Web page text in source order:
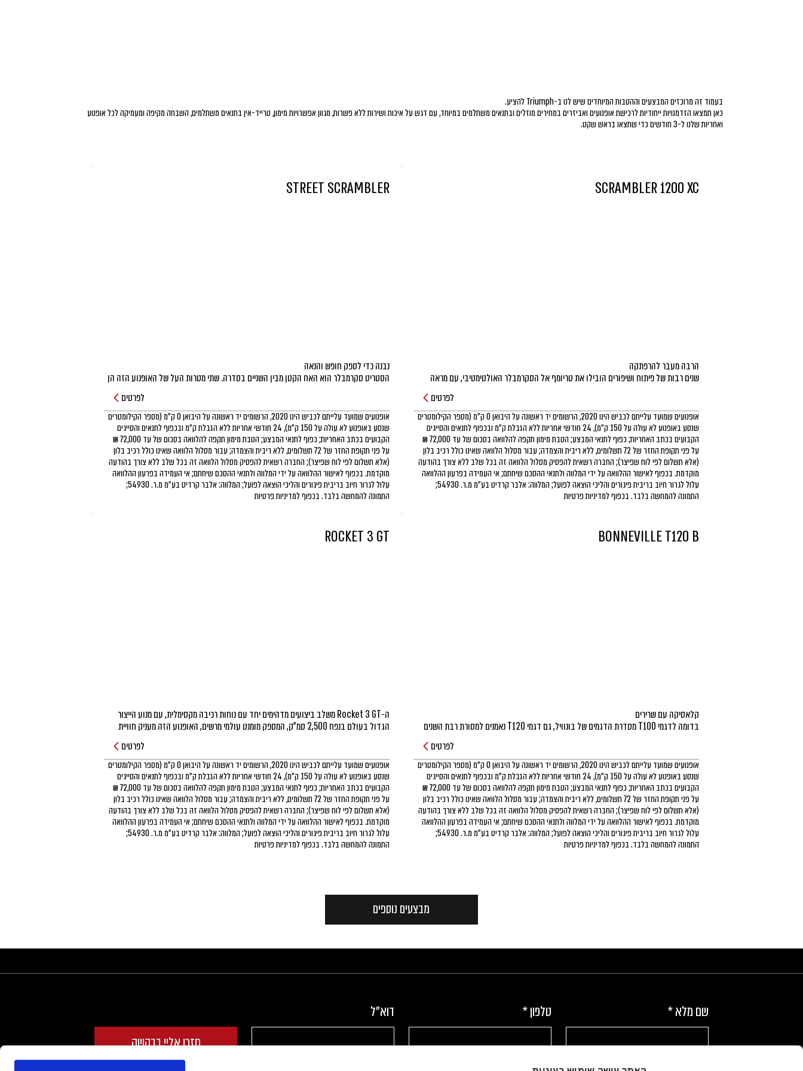
בעמוד זה מרוכזים המבצעים וההטבות המיוחדים שיש לנו ב-Triumph להציע.
כאן תמצאו הזדמנויות ייחודיות לרכישת אופנועים ואביזרים במחירים מוזלים ובתנאים משתלמים במיוחד, עם דגש על איכות ושירות ללא פשרות, מגוון אפשרויות מימון, טרייד-אין בתנאים משתלמים, השבחה מקיפה ומעמיקה לכל אופנוע
ואחריות שלנו ל-3 חודשים כדי שתצאו בראש שקט.
SCRAMBLER 1200 XC
עוצמתי ומתקדם ולמכלולי קצה מודרניים והאיכותיים, הסקרמבלר יתן לכם חוויה שמזקקת
עשורים שלמים של ריגוש ואדרנלין לרגע אחד טהור ומושלם.
משופרת לביצועים טובים יותר בפניות , מגוון צביעות ייחודיות ואבזור משלים.
- דגם steve mcqueen
מהדורה מוגבלת ל-1,000 יחידות בלבד, מעוטרת בנגיעות מכחול ייחודיות, אבזור ייחודי
ותעודת מקוריות. מיוצרת כהוקרה לשחקן סטיב מקווין מהסרט ״הבריחה הגדולה״.
לפרטים
אופנועים שמועד עלייתם לכביש הינו 2020, הרשומים יד ראשונה על היבואן 0 ק״מ (מספר הקילומטרים
שנסע באופנוע לא עולה על 150 ק״מ), 24 חודשי אחריות ללא הגבלת ק״מ ובכפוף לתנאים והסייגים
הקבועים בכתב האחריות; כפוף לתנאי המבצע; הטבת מימון תקפה להלוואה בסכום של עד 72,000 ₪
על פני תקופת החזר של 72 תשלומים, ללא ריבית והצמדה; עבור מסלול הלוואה שאינו כולל רכיב בלון
(אלא תשלום לפי לוח שפיצר); החברה רשאית להפסיק מסלול הלוואה זה בכל שלב ללא צורך בהודעה
מוקדמת. בכפוף לאישור ההלוואה על ידי המלווה ולתנאי ההסכם שיחתם; אי העמידה בפרעון ההלוואה
עלול לגרור חיוב בריבית פיגורים והליכי הוצאה לפועל; המלווה: אלבר קרדיט בע״מ מ.ר. 54930;
התמונה להמחשה בלבד. בכפוף למדיניות פרטיות
STREET SCRAMBLER
סקרמבלר אייקוני ונגיעות אורבניות. כשתרכבו עליו מובטחת לכם הנאה בלי הפסקה וכשלא
טריומף לאורך השנים. ממהדורה זו יוצרו 775 אופנועים בלבד בכל העולם. על כל אופנוע
מוטבע מספר ייחודי ותעודת מקוריות.
לפרטים
אופנועים שמועד עלייתם לכביש הינו 2020, הרשומים יד ראשונה על היבואן 0 ק״מ (מספר הקילומטרים
שנסע באופנוע לא עולה על 150 ק״מ), 24 חודשי אחריות ללא הגבלת ק״מ ובכפוף לתנאים והסייגים
הקבועים בכתב האחריות; כפוף לתנאי המבצע; הטבת מימון תקפה להלוואה בסכום של עד 72,000 ₪
על פני תקופת החזר של 72 תשלומים, ללא ריבית והצמדה; עבור מסלול הלוואה שאינו כולל רכיב בלון
(אלא תשלום לפי לוח שפיצר); החברה רשאית להפסיק מסלול הלוואה זה בכל שלב ללא צורך בהודעה
מוקדמת. בכפוף לאישור ההלוואה על ידי המלווה ולתנאי ההסכם שיחתם; אי העמידה בפרעון ההלוואה
עלול לגרור חיוב בריבית פיגורים והליכי הוצאה לפועל; המלווה: אלבר קרדיט בע״מ מ.ר. 54930;
התמונה להמחשה בלבד. בכפוף למדיניות פרטיות
BONNEVILLE T120 B
חיוך גדול על הפרצוף.
קדמית ואחורית שחורה, מנוע ושלדה מושחרים וסעפת פליטה מושחרת.
לפרטים
אופנועים שמועד עלייתם לכביש הינו 2020, הרשומים יד ראשונה על היבואן 0 ק״מ (מספר הקילומטרים
שנסע באופנוע לא עולה על 150 ק״מ), 24 חודשי אחריות ללא הגבלת ק״מ ובכפוף לתנאים והסייגים
הקבועים בכתב האחריות; כפוף לתנאי המבצע; הטבת מימון תקפה להלוואה בסכום של עד 72,000 ₪
על פני תקופת החזר של 72 תשלומים, ללא ריבית והצמדה; עבור מסלול הלוואה שאינו כולל רכיב בלון
(אלא תשלום לפי לוח שפיצר); החברה רשאית להפסיק מסלול הלוואה זה בכל שלב ללא צורך בהודעה
מוקדמת. בכפוף לאישור ההלוואה על ידי המלווה ולתנאי ההסכם שיחתם; אי העמידה בפרעון ההלוואה
עלול לגרור חיוב בריבית פיגורים והליכי הוצאה לפועל; המלווה: אלבר קרדיט בע״מ מ.ר. 54930;
התמונה להמחשה בלבד. בכפוף למדיניות פרטיות
ROCKET 3 GT
הגדול בעולם בנפח 2,500 סמ"ק, המספק מומנט עולמי מרשים, האופנוע הזה מעניק חוויית
לפרטים
אופנועים שמועד עלייתם לכביש הינו 2020, הרשומים יד ראשונה על היבואן 0 ק״מ (מספר הקילומטרים
שנסע באופנוע לא עולה על 150 ק״מ), 24 חודשי אחריות ללא הגבלת ק״מ ובכפוף לתנאים והסייגים
הקבועים בכתב האחריות; כפוף לתנאי המבצע; הטבת מימון תקפה להלוואה בסכום של עד 72,000 ₪
על פני תקופת החזר של 72 תשלומים, ללא ריבית והצמדה; עבור מסלול הלוואה שאינו כולל רכיב בלון
(אלא תשלום לפי לוח שפיצר); החברה רשאית להפסיק מסלול הלוואה זה בכל שלב ללא צורך בהודעה
מוקדמת. בכפוף לאישור ההלוואה על ידי המלווה ולתנאי ההסכם שיחתם; אי העמידה בפרעון ההלוואה
עלול לגרור חיוב בריבית פיגורים והליכי הוצאה לפועל; המלווה: אלבר קרדיט בע״מ מ.ר. 54930;
התמונה להמחשה בלבד. בכפוף למדיניות פרטיות
מבצעים נוספים
שם מלא* טלפון*
דוא"ל
חזרו אליי בבקשה